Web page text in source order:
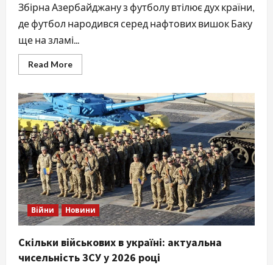
Збірна Азербайджану з футболу втілює дух країни,
де футбол народився серед нафтових вишок Баку
ще на зламі...
Read MoreRead
more
Азербайджану
з
футболу:
шлях
нації
до
вершин
Війни Новини
Скільки військових в україні: актуальна
чисельність ЗСУ у 2026 році